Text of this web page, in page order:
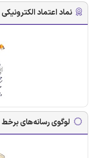
نماد اعتماد الکترونیکی
لوگوی رسانه‌های برخط